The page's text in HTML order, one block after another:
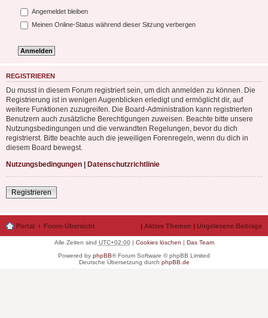
Angemeldet bleiben
Meinen Online-Status während dieser Sitzung verbergen
REGISTRIEREN
Du musst in diesem Forum registriert sein, um dich anmelden zu können. Die
Registrierung ist in wenigen Augenblicken erledigt und ermöglicht dir, auf
weitere Funktionen zuzugreifen. Die Board-Administration kann registrierten
Benutzern auch zusätzliche Berechtigungen zuweisen. Beachte bitte unsere
Nutzungsbedingungen und die verwandten Regelungen, bevor du dich
registrierst. Bitte beachte auch die jeweiligen Forenregeln, wenn du dich in
diesem Board bewegst.
Nutzungsbedingungen | Datenschutzrichtlinie
Registrieren
Portal Foren-Übersicht | Aktive Themen | Ungelesene Beiträge
Alle Zeiten sind UTC+02:00| Cookies löschen | Das Team
Powered by phpBB® Forum Software © phpBB Limited
Deutsche Übersetzung durch phpBB.de